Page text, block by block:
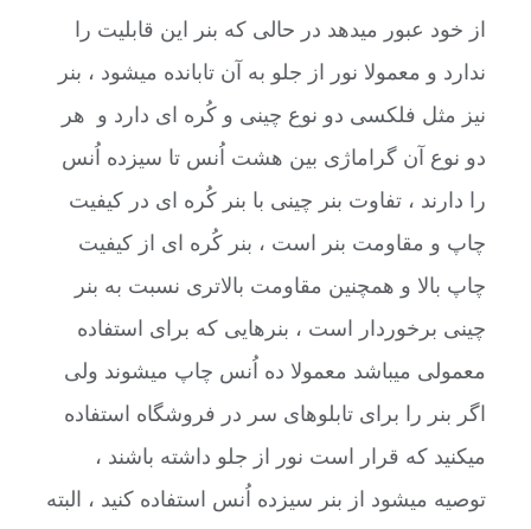
از خود عبور میدهد در حالی که بنر این قابلیت را
ندارد و معمولا نور از جلو به آن تابانده میشود ، بنر
نیز مثل فلکسی دو نوع چینی و کُره ای دارد و هر
دو نوع آن گراماژی بین هشت اُنس تا سیزده اُنس
را دارند ، تفاوت بنر چینی با بنر کُره ای در کیفیت
چاپ و مقاومت بنر است ، بنر کُره ای از کیفیت
چاپ بالا و همچنین مقاومت بالاتری نسبت به بنر
چینی برخوردار است ، بنرهایی که برای استفاده
معمولی میباشد معمولا ده اُنس چاپ میشوند ولی
اگر بنر را برای تابلوهای سر در فروشگاه استفاده
میکنید که قرار است نور از جلو داشته باشند ،
توصیه میشود از بنر سیزده اُنس استفاده کنید ، البته